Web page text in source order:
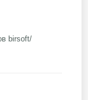
birsoft/